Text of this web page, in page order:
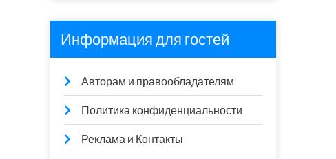
Информация для гостей
Авторам и правообладателям
Политика конфиденциальности
Реклама и Контакты